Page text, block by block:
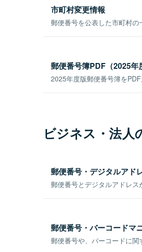
市町村変更情報
郵便番号を公表した市町村の
郵便番号簿PDF（2025年
2025年度版郵便番号簿を
ビジネス・法人
郵便番号・デジタルアド
郵便番号とデジタルアドレス
郵便番号・バーコードマ
郵便番号や、バーコードに関